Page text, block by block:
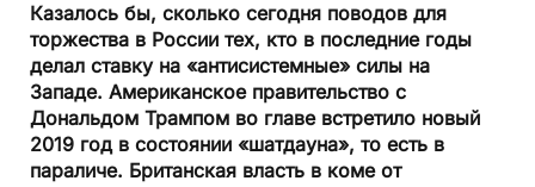
Казалось бы, сколько сегодня поводов для
торжества в России тех, кто в последние годы
делал ставку на «антисистемные» силы на
Западе. Американское правительство с
Дональдом Трампом во главе встретило новый
2019 год в состоянии «шатдауна», то есть в
параличе. Британская власть в коме от